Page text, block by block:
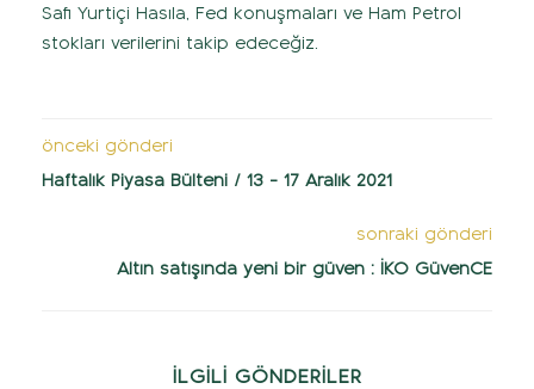
Safi Yurtiçi Hasıla, Fed konuşmaları ve Ham Petrol
stokları verilerini takip edeceğiz.
önceki gönderi
Haftalık Piyasa Bülteni / 13 - 17 Aralık 2021
sonraki gönderi
Altın satışında yeni bir güven : İKO GüvenCE
İLGİLİ GÖNDERİLER